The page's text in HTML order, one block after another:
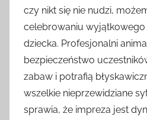
czy nikt się nie nudzi,
celebrowaniu wyjątkowego
dziecka. Profesjonalni
bezpieczeństwo
zabaw i potrafią
wszelkie nieprzewidziane
sprawia, że impreza jest